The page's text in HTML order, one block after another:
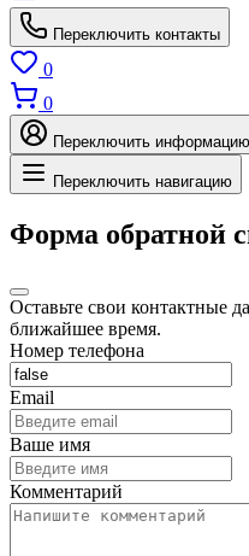
Переключить контакты
0
0
Переключить
Переключить навигацию
Форма обратной
Оставьте свои контактные
ближайшее время.
Номер телефона
Email
Ваше имя
Комментарий